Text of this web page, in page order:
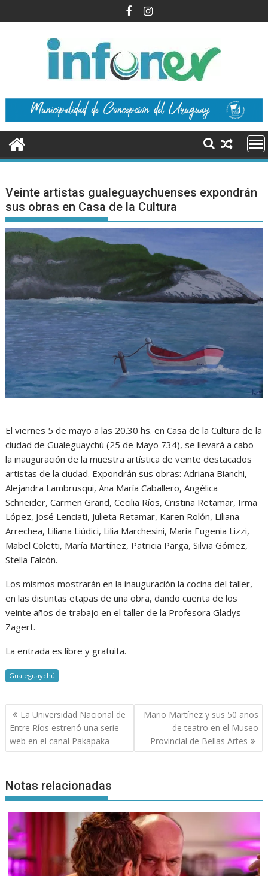
al
Veinte artistas gualeguaychuenses expondrán
sus obras en Casa de la Cultura
El viernes 5 de mayo a las 20.30 hs. en Casa de la Cultura de la
ciudad de Gualeguaychú (25 de Mayo 734), se llevará a cabo
la inauguración de la muestra artística de veinte destacados
artistas de la ciudad. Expondrán sus obras: Adriana Bianchi,
Alejandra Lambrusqui, Ana María Caballero, Angélica
Schneider, Carmen Grand, Cecilia Ríos, Cristina Retamar, Irma
López, José Lenciati, Julieta Retamar, Karen Rolón, Liliana
Arrechea, Liliana Liúdici, Lilia Marchesini, María Eugenia Lizzi,
Mabel Coletti, María Martínez, Patricia Parga, Silvia Gómez,
Stella Falcón.
Los mismos mostrarán en la inauguración la cocina del taller,
en las distintas etapas de una obra, dando cuenta de los
veinte años de trabajo en el taller de la Profesora Gladys
Zagert.
La entrada es libre y gratuita.
Gualeguaychú
Navegación
de
entradas
La Universidad Nacional de
Entre Ríos estrenó una serie
web en el canal Pakapaka
Mario Martínez y sus 50 años
de teatro en el Museo
Provincial de Bellas Artes
Notas relacionadas